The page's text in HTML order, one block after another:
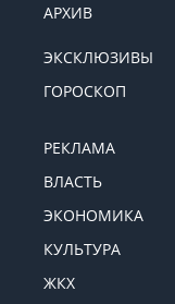
АРХИВ
ЭКСКЛЮЗИВЫ
ГОРОСКОП
РЕКЛАМА
ВЛАСТЬ
ЭКОНОМИКА
КУЛЬТУРА
ЖКХ